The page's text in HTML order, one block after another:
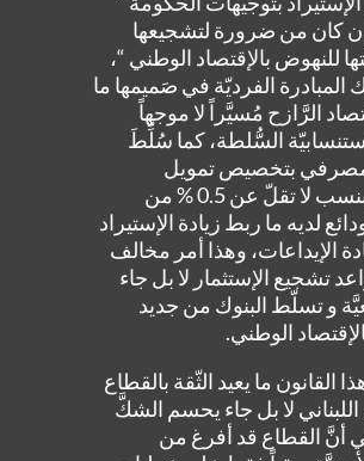
كان من ضرورة لتشجيعها
للنهوض بالإقتصاد الوطني “،
المبادرة الفرديّة في صَميمها ما
الرَّازح مُسيَّراً لا موجهاً
السُّلطة، كما سُلِّطَ
بتخصيص تمويل
الإستيراد بنسب لا تقلّ عن 0.5 % من
لديه ما ربط زيادة الإستيراد
الإيداعات، وهذا أمر مخالف
تشجيع الإستثمار لا بل جاء
و تسلّط البنوك من جديد
الوطني.
القانون ما يعيد الثّقة بالقطاع
لا بل جاء يحسم الشكَّ
أنَّ القطاع قد أفرغ من